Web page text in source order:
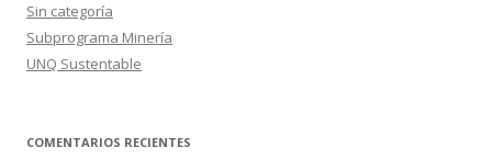
Sin categoría
Subprograma Minería
UNQ Sustentable
COMENTARIOS RECIENTES